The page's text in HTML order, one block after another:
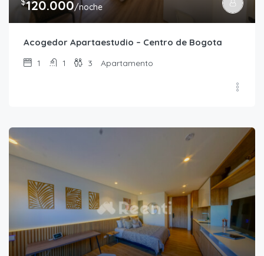
120.000/noche
Acogedor Apartaestudio – Centro de Bogota
1 1 3 Apartamento